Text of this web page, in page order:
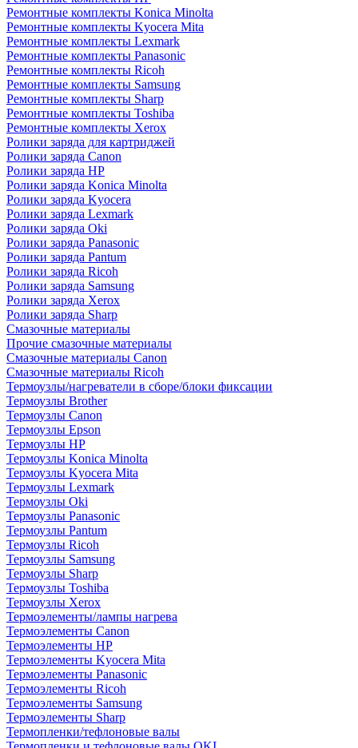
Ремонтные комплекты Konica Minolta
Ремонтные комплекты Kyocera Mita
Ремонтные комплекты Lexmark
Ремонтные комплекты Panasonic
Ремонтные комплекты Ricoh
Ремонтные комплекты Samsung
Ремонтные комплекты Sharp
Ремонтные комплекты Toshiba
Ремонтные комплекты Xerox
Ролики заряда для картриджей
Ролики заряда Canon
Ролики заряда HP
Ролики заряда Konica Minolta
Ролики заряда Kyocera
Ролики заряда Lexmark
Ролики заряда Oki
Ролики заряда Panasonic
Ролики заряда Pantum
Ролики заряда Ricoh
Ролики заряда Samsung
Ролики заряда Xerox
Ролики заряда Sharp
Смазочные материалы
Прочие смазочные материалы
Смазочные материалы Canon
Смазочные материалы Ricoh
Термоузлы/нагреватели в сборе/блоки фиксации
Термоузлы Brother
Термоузлы Canon
Термоузлы Epson
Термоузлы HP
Термоузлы Konica Minolta
Термоузлы Kyocera Mita
Термоузлы Lexmark
Термоузлы Oki
Термоузлы Panasonic
Термоузлы Pantum
Термоузлы Ricoh
Термоузлы Samsung
Термоузлы Sharp
Термоузлы Toshiba
Термоузлы Xerox
Термоэлементы/лампы нагрева
Термоэлементы Canon
Термоэлементы HP
Термоэлементы Kyocera Mita
Термоэлементы Panasonic
Термоэлементы Ricoh
Термоэлементы Samsung
Термоэлементы Sharp
Термопленки/тефлоновые валы